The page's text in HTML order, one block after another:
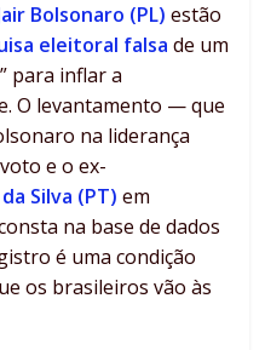
Bolsonaro (PL) estão
eleitoral falsa de um
” para inflar a
O levantamento — que
na liderança
e o ex-
Silva (PT) em
na base de dados
é uma condição
os brasileiros vão às